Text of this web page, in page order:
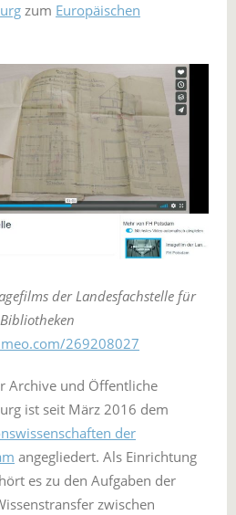
zum Europäischen
der Landesfachstelle für
269208027
Archive und Öffentliche
ist seit März 2016 dem
der
angegliedert. Als Einrichtung
es zu den Aufgaben der
zwischen